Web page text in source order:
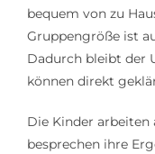
bequem von zu
Gruppengröße ist
Dadurch bleibt der
können direkt
Die Kinder
besprechen ihre